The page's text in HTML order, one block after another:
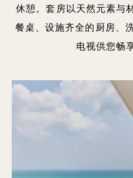
休憩。套房以天然元素与
餐桌、设施齐全的厨房、
电视供您畅